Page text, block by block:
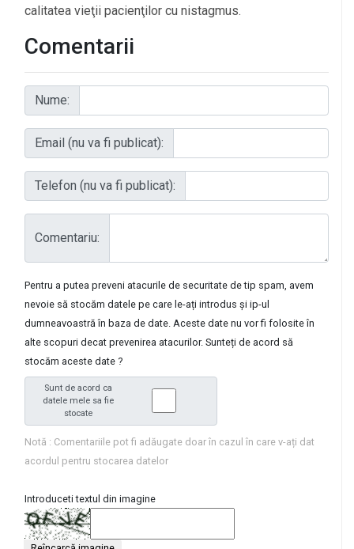
calitatea vieţii pacienţilor cu nistagmus.
Comentarii
Nume:
Email (nu va fi publicat):
Telefon (nu va fi publicat):
Comentariu:
Pentru a putea preveni atacurile de securitate de tip spam, avem
nevoie să stocăm datele pe care le-ați introdus și ip-ul
dumneavoastră în baza de date. Aceste date nu vor fi folosite în
alte scopuri decat prevenirea atacurilor. Sunteți de acord să
stocăm aceste date ?
Sunt de acord ca
datele mele sa fie
stocate
Notă : Comentariile pot fi adăugate doar în cazul în care v-ați dat
acordul pentru stocarea datelor
Introduceti textul din imagine